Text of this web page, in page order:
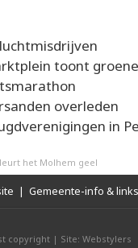
toont
overleden
in
het Molhem geel
| Gemeente-info & links
copyright | Site: Webstylers